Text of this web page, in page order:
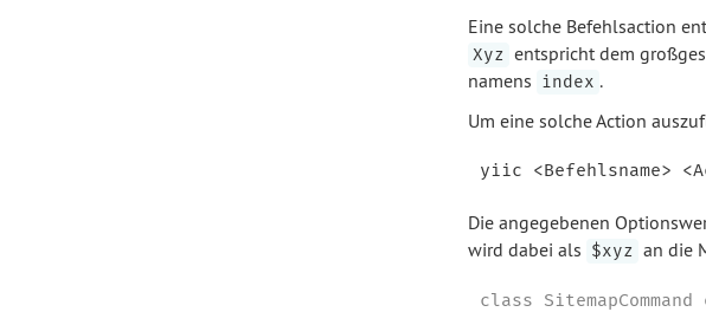
Eine solche Befehlsaction
Xyz entspricht dem
namens index .
Um eine solche Action
Die angegebenen
wird dabei als $xyz an die
class SitemapCommand